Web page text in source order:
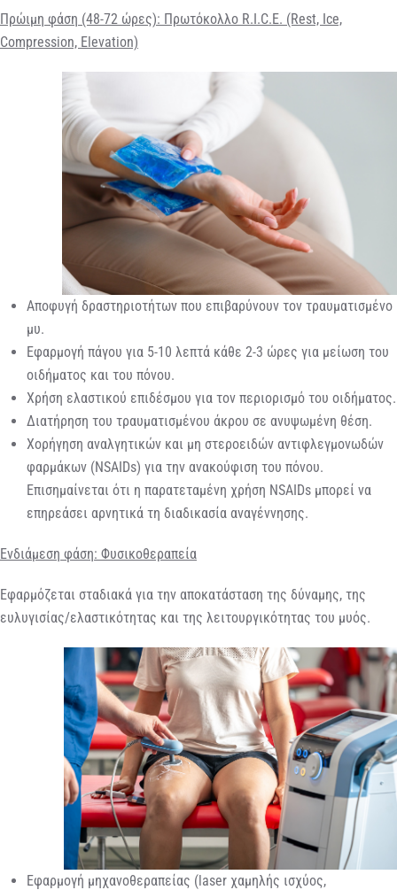
Πρώιμη φάση (48-72 ώρες): Πρωτόκολλο R.I.C.E. (Rest, Ice,
Compression, Elevation)
Αποφυγή δραστηριοτήτων που επιβαρύνουν τον τραυματισμένο
μυ.
Εφαρμογή πάγου για 5-10 λεπτά κάθε 2-3 ώρες για μείωση του
οιδήματος και του πόνου.
Χρήση ελαστικού επιδέσμου για τον περιορισμό του οιδήματος.
Διατήρηση του τραυματισμένου άκρου σε ανυψωμένη θέση.
Χορήγηση αναλγητικών και μη στεροειδών αντιφλεγμονωδών
φαρμάκων (NSAIDs) για την ανακούφιση του πόνου.
Επισημαίνεται ότι η παρατεταμένη χρήση NSAIDs μπορεί να
επηρεάσει αρνητικά τη διαδικασία αναγέννησης.
Ενδιάμεση φάση: Φυσικοθεραπεία
Εφαρμόζεται σταδιακά για την αποκατάσταση της δύναμης, της
ευλυγισίας/ελαστικότητας και της λειτουργικότητας του μυός.
Εφαρμογή μηχανοθεραπείας (laser χαμηλής ισχύος,